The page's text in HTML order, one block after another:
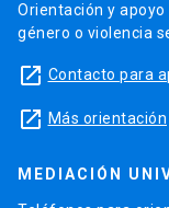
Orientación y
género o violencia
launch Contacto para
launch Más orientación
MEDIACIÓN